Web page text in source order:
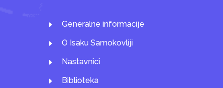
Generalne informacije
O Isaku Samokovliji
Nastavnici
Biblioteka